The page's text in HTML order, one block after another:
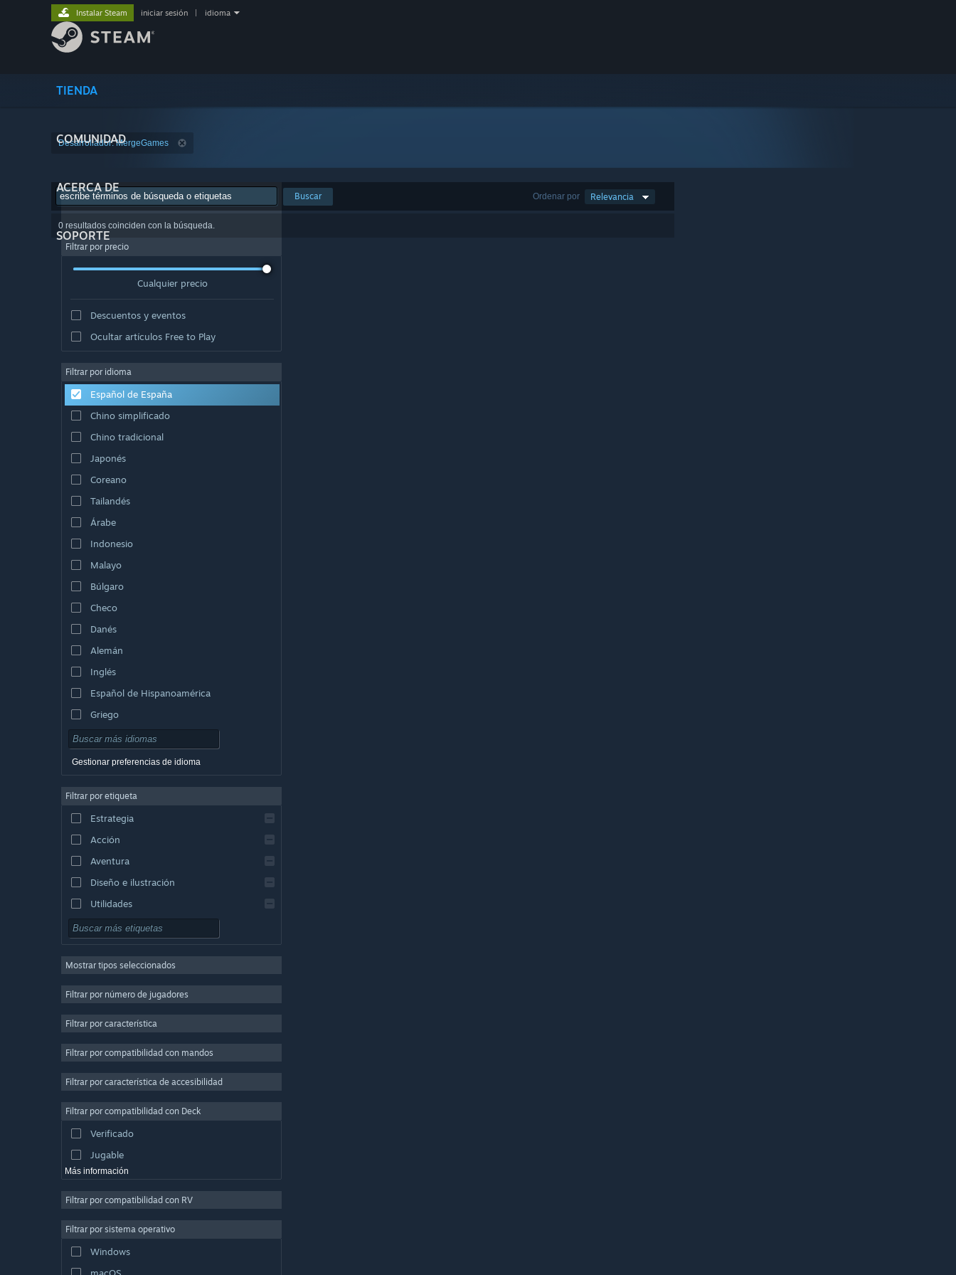
TIENDA
COMUNIDAD
ACERCA DE
SOPORTE
Instalar Steam iniciar sesión idioma
Desarrollador: MergeGames
Ordenar por Relevancia
Buscar
0 resultados coinciden con la búsqueda.
Filtrar por precio
Cualquier precio
Descuentos y eventos
Ocultar artículos Free to Play
Filtrar por idioma
Español de España
Chino simplificado
Chino tradicional
Japonés
Coreano
Tailandés
Árabe
Indonesio
Malayo
Búlgaro
Checo
Danés
Alemán
Inglés
Español de Hispanoamérica
Griego
Gestionar preferencias de idioma
Filtrar por etiqueta
Estrategia
Acción
Aventura
Diseño e ilustración
Utilidades
Free to Play
Multijugador masivo
Casuales
Simulación
Producción de vídeo
Edición fotográfica
Mostrar tipos seleccionados
Filtrar por número de jugadores
Filtrar por característica
Filtrar por compatibilidad con mandos
Filtrar por característica de accesibilidad
Filtrar por compatibilidad con Deck
Verificado
Jugable
Más información
Filtrar por compatibilidad con RV
Filtrar por sistema operativo
Windows